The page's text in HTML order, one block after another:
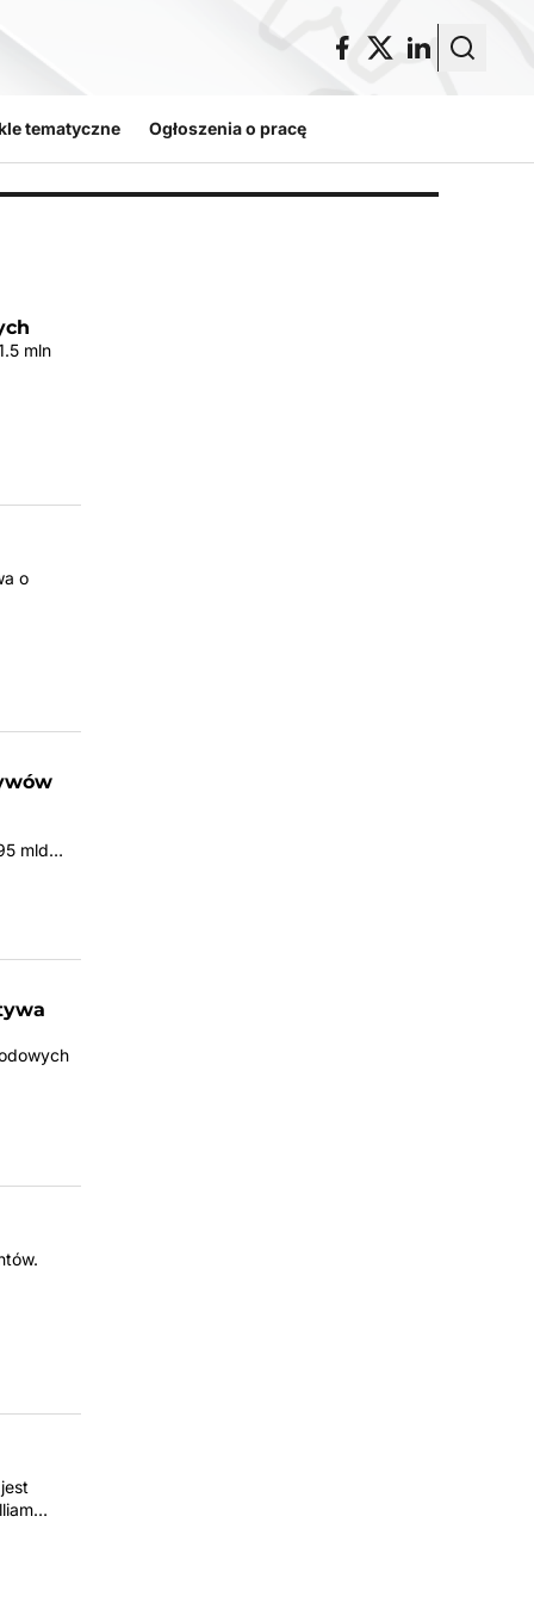
tematyczne Ogłoszenia o pracę
mln
o
mld…